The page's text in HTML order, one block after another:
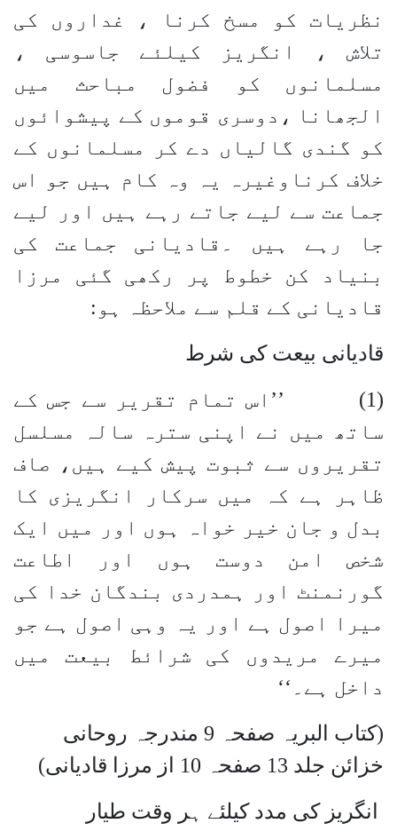
نظریات کو مسخ کرنا ، غداروں کی
تلاش ، انگریز کیلئے جاسوسی ،
مسلمانوں کو فضول مباحث میں
الجھانا ،دوسری قوموں کے پیشوائوں
کو گندی گالیاں دے کر مسلمانوں کے
خلاف کرناوغیرہ یہ وہ کام ہیں جو اس
جماعت سے لیے جاتے رہے ہیں اور لیے
جا رہے ہیں ۔قادیانی جماعت کی
بنیاد کن خطوط پر رکھی گئی مرزا
قادیانی کے قلم سے ملاحظہ ہو:
قادیانی بیعت کی شرط
(1) ’’اس تمام تقریر سے جس کے
ساتھ میں نے اپنی سترہ سالہ مسلسل
تقریروں سے ثبوت پیش کیے ہیں، صاف
ظاہر ہے کہ میں سرکار انگریزی کا
بدل و جان خیر خواہ ہوں اور میں ایک
شخص امن دوست ہوں اور اطاعت
گورنمنٹ اور ہمدردی بندگان خدا کی
میرا اصول ہے اور یہ وہی اصول ہے جو
میرے مریدوں کی شرائط بیعت میں
داخل ہے۔‘‘
(کتاب البریہ صفحہ 9 مندرجہ روحانی
خزائن جلد 13 صفحہ 10 از مرزا قادیانی)
انگریز کی مدد کیلئے ہر وقت طیار